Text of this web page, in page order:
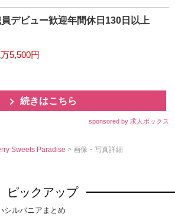
員デビュー歓迎年間休日130日以上
5,500円
続きはこちら
sponsored by 求人ボックス
Sweets Paradise> 画像・写真詳細
ピックアップ
シルバニアまとめ